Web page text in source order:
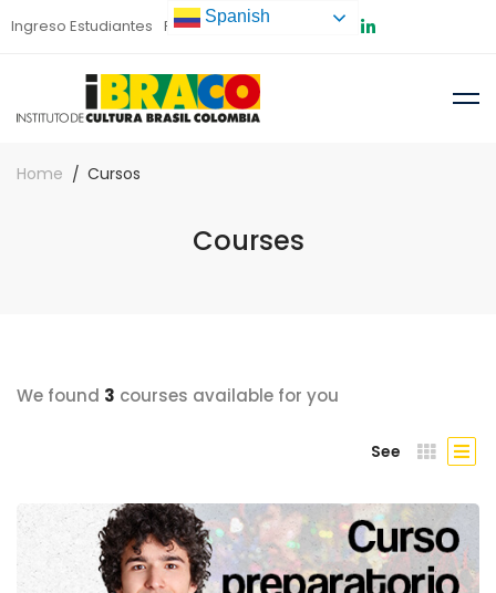
Ingreso Estudiantes Preinscripción
Home Cursos
Courses
We found 3 courses available for you
See
Spanish